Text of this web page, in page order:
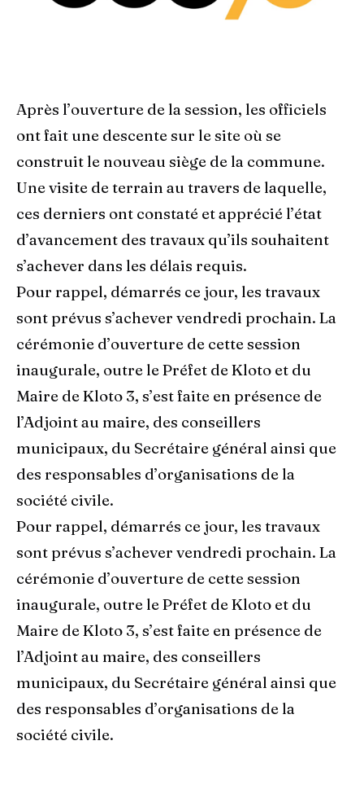
Après l’ouverture de la session, les officiels
ont fait une descente sur le site où se
construit le nouveau siège de la commune.
Une visite de terrain au travers de laquelle,
ces derniers ont constaté et apprécié l’état
d’avancement des travaux qu’ils souhaitent
s’achever dans les délais requis.
Pour rappel, démarrés ce jour, les travaux
sont prévus s’achever vendredi prochain. La
cérémonie d’ouverture de cette session
inaugurale, outre le Préfet de Kloto et du
Maire de Kloto 3, s’est faite en présence de
l’Adjoint au maire, des conseillers
municipaux, du Secrétaire général ainsi que
des responsables d’organisations de la
société civile.
Pour rappel, démarrés ce jour, les travaux
sont prévus s’achever vendredi prochain. La
cérémonie d’ouverture de cette session
inaugurale, outre le Préfet de Kloto et du
Maire de Kloto 3, s’est faite en présence de
l’Adjoint au maire, des conseillers
municipaux, du Secrétaire général ainsi que
des responsables d’organisations de la
société civile.